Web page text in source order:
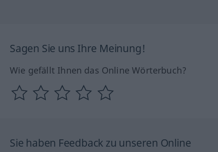
Sagen Sie uns Ihre Meinung!
Wie gefällt Ihnen das Online Wörterbuch?
Sie haben Feedback zu unseren Online